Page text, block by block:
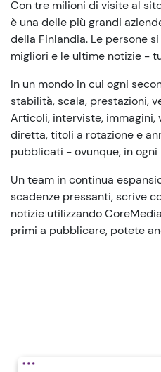
Con tre milioni di visite al
è una delle più grandi
della Finlandia. Le persone
migliori e le ultime notizie -
In un mondo in cui ogni
stabilità, scala, prestazioni,
Articoli, interviste, immagini,
diretta, titoli a rotazione e
pubblicati - ovunque, in ogni
Un team in continua
scadenze pressanti, scrive
notizie utilizzando
primi a pubblicare, potete